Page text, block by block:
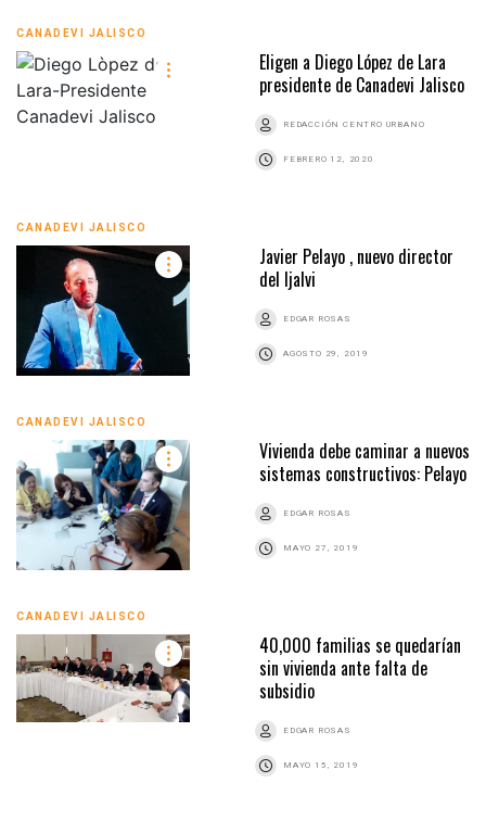
CANADEVI JALISCO
Eligen a Diego López de Lara
presidente de Canadevi Jalisco
REDACCIÓN CENTRO URBANO
FEBRERO 12, 2020
CANADEVI JALISCO
Javier Pelayo , nuevo director
del Ijalvi
EDGAR ROSAS
AGOSTO 29, 2019
CANADEVI JALISCO
Vivienda debe caminar a nuevos
sistemas constructivos: Pelayo
EDGAR ROSAS
MAYO 27, 2019
CANADEVI JALISCO
40,000 familias se quedarían
sin vivienda ante falta de
subsidio
EDGAR ROSAS
MAYO 15, 2019